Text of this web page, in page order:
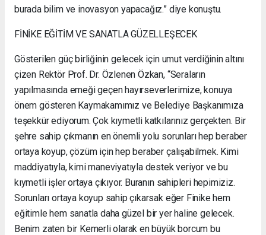
burada bilim ve inovasyon yapacağız.” diye konuştu.
FİNİKE EĞİTİM VE SANATLA GÜZELLEŞECEK
Gösterilen güç birliğinin gelecek için umut verdiğinin altını
çizen Rektör Prof. Dr. Özlenen Özkan, “Seraların
yapılmasında emeği geçen hayırseverlerimize, konuya
önem gösteren Kaymakamımız ve Belediye Başkanımıza
teşekkür ediyorum. Çok kıymetli katkılarınız gerçekten. Bir
şehre sahip çıkmanın en önemli yolu sorunları hep beraber
ortaya koyup, çözüm için hep beraber çalışabilmek. Kimi
maddiyatıyla, kimi maneviyatıyla destek veriyor ve bu
kıymetli işler ortaya çıkıyor. Buranın sahipleri hepimiziz.
Sorunları ortaya koyup sahip çıkarsak eğer Finike hem
eğitimle hem sanatla daha güzel bir yer haline gelecek.
Benim zaten bir Kemerli olarak en büyük borcum bu